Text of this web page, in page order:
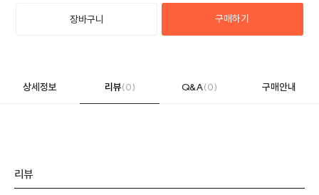
장바구니 구매하기
상세정보 리뷰(0) Q&A(0) 구매안내
리뷰